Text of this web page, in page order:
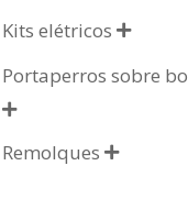
Kits elétricos 
Portaperros sobre

Remolques 